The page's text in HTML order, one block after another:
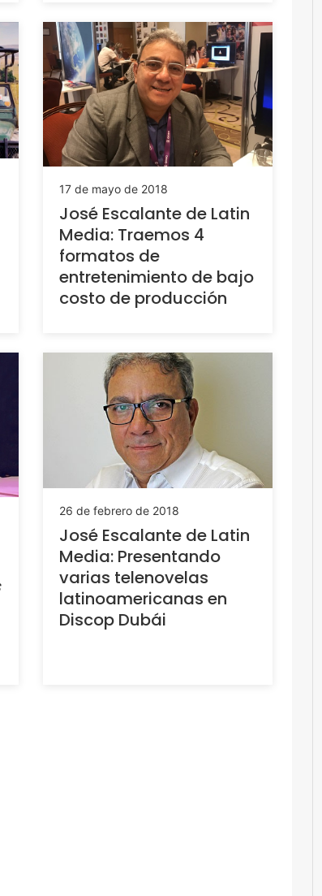
17 de mayo de 2018
José Escalante de Latin
Media: Traemos 4
formatos de
entretenimiento de bajo
costo de producción
26 de febrero de 2018
José Escalante de Latin
Media: Presentando
varias telenovelas
latinoamericanas en
Discop Dubái